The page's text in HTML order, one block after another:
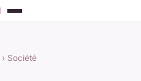
› Société